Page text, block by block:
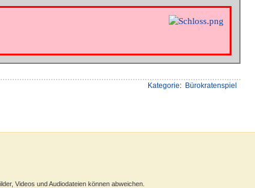
Kategorie: Bürokratenspiel
Videos und Audiodateien können abweichen.